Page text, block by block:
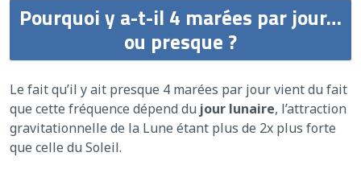
Pourquoi y a-t-il 4 marées par jour…
ou presque ?
Le fait qu’il y ait presque 4 marées par jour vient du fait
que cette fréquence dépend du jour lunaire, l’attraction
gravitationnelle de la Lune étant plus de 2x plus forte
que celle du Soleil.